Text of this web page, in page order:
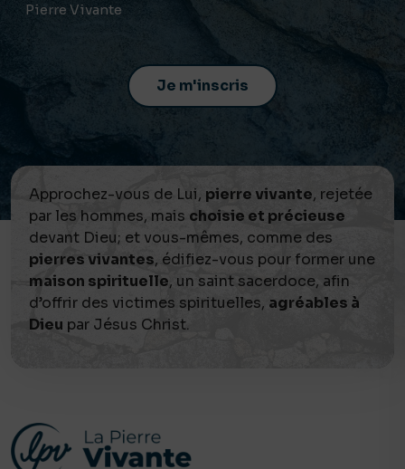
Pierre Vivante
Approchez-vous de Lui, pierre vivante, rejetée
par les hommes, mais choisie et précieuse
devant Dieu; et vous-mêmes, comme des
pierres vivantes, édifiez-vous pour former une
maison spirituelle, un saint sacerdoce, afin
d’offrir des victimes spirituelles, agréables à
Dieu par Jésus Christ.